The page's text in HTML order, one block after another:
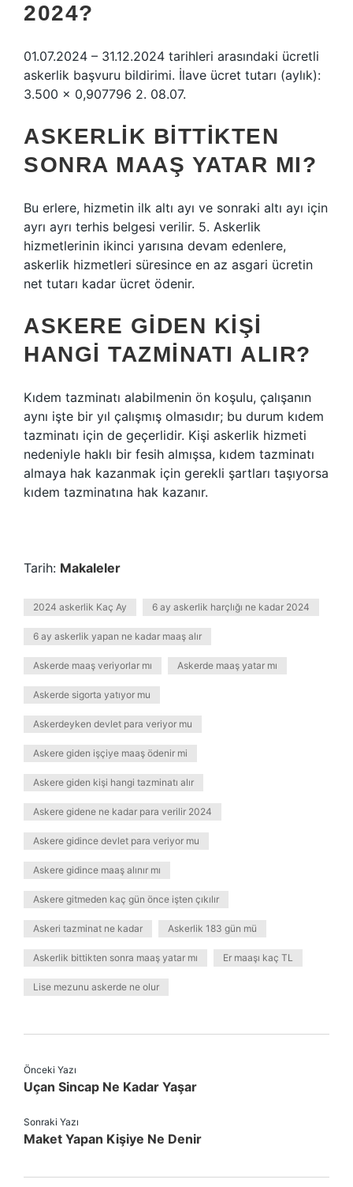
2024?
01.07.2024 – 31.12.2024 tarihleri ​​arasındaki ücretli
askerlik başvuru bildirimi. İlave ücret tutarı (aylık):
3.500 x 0,907796 2. 08.07.
ASKERLIK BITTIKTEN
SONRA MAAŞ YATAR MI?
Bu erlere, hizmetin ilk altı ayı ve sonraki altı ayı için
ayrı ayrı terhis belgesi verilir. 5. Askerlik
hizmetlerinin ikinci yarısına devam edenlere,
askerlik hizmetleri süresince en az asgari ücretin
net tutarı kadar ücret ödenir.
ASKERE GIDEN KIŞI
HANGI TAZMINATI ALIR?
Kıdem tazminatı alabilmenin ön koşulu, çalışanın
aynı işte bir yıl çalışmış olmasıdır; bu durum kıdem
tazminatı için de geçerlidir. Kişi askerlik hizmeti
nedeniyle haklı bir fesih almışsa, kıdem tazminatı
almaya hak kazanmak için gerekli şartları taşıyorsa
kıdem tazminatına hak kazanır.
Tarih: Makaleler
2024 askerlik Kaç Ay 6 ay askerlik harçlığı ne kadar 2024
6 ay askerlik yapan ne kadar maaş alır
Askerde maaş veriyorlar mı Askerde maaş yatar mı
Askerde sigorta yatıyor mu
Askerdeyken devlet para veriyor mu
Askere giden işçiye maaş ödenir mi
Askere giden kişi hangi tazminatı alır
Askere gidene ne kadar para verilir 2024
Askere gidince devlet para veriyor mu
Askere gidince maaş alınır mı
Askere gitmeden kaç gün önce işten çıkılır
Askeri tazminat ne kadar Askerlik 183 gün mü
Askerlik bittikten sonra maaş yatar mı Er maaşı kaç TL
Lise mezunu askerde ne olur
Önceki Yazı
Uçan Sincap Ne Kadar Yaşar
Sonraki Yazı
Maket Yapan Kişiye Ne Denir